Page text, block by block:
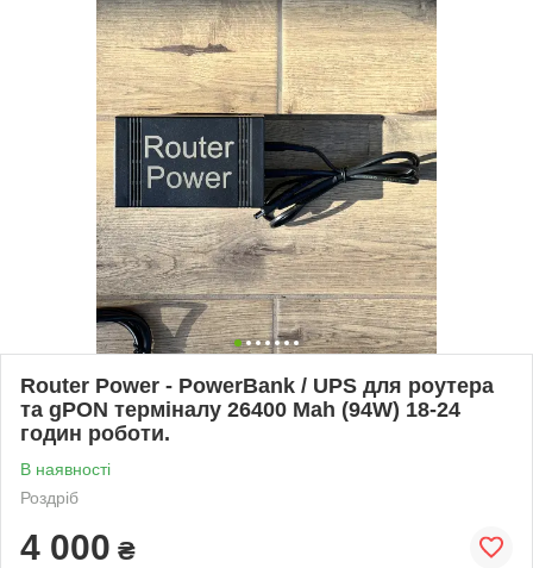
Router Power - PowerBank / UPS для роутера
та gPON терміналу 26400 Mah (94W) 18-24
годин роботи.
В наявності
Роздріб
4 000 ₴